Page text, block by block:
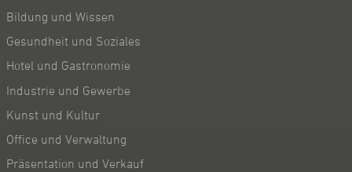
Bildung und Wissen
Gesundheit und Soziales
Hotel und Gastronomie
Industrie und Gewerbe
Kunst und Kultur
Office und Verwaltung
Präsentation und Verkauf